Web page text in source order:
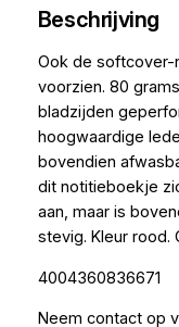
Beschrijving
Ook de softcover-
voorzien. 80
bladzijden
hoogwaardige
bovendien
dit notitieboekje
aan, maar is
stevig. Kleur rood.
4004360836671
Neem contact op